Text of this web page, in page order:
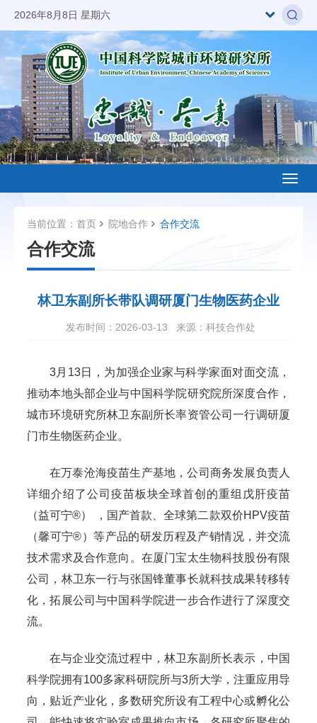
2026年8月8日 星期六
当前位置： 首页 院地合作 合作交流
合作交流
林卫东副所长带队调研厦门生物医药企业
发布时间：2026-03-13 来源：科技合作处
3月13日，为加强企业家与科学家面对面交流，
推动本地头部企业与中国科学院研究院所深度合作，
城市环境研究所林卫东副所长率资管公司一行调研厦
门市生物医药企业。
在万泰沧海疫苗生产基地，公司商务发展负责人
详细介绍了公司疫苗板块全球首创的重组戊肝疫苗
（益可宁®） ，国产首款、全球第二款双价HPV疫苗
（馨可宁®）等产品的研发历程及产销情况，并交流
技术需求及合作意向。在厦门宝太生物科技股份有限
公司，林卫东一行与张国锋董事长就科技成果转移转
化，拓展公司与中国科学院进一步合作进行了深度交
流。
在与企业交流过程中，林卫东副所长表示，中国
科学院拥有100多家科研院所与3所大学，注重应用导
向，贴近产业化，多数研究所设有工程中心或孵化公